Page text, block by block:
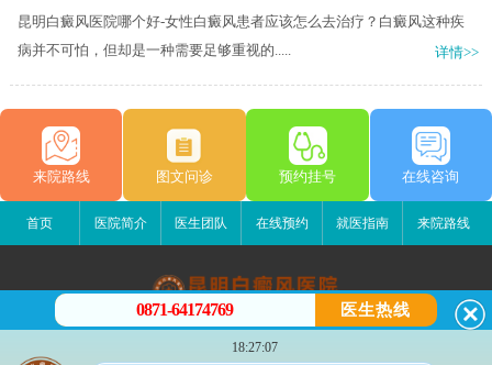
昆明白癜风医院哪个好-女性白癜风患者应该怎么去治疗？白癜风这种疾
病并不可怕，但却是一种需要足够重视的.....
详情>>
来院路线 图文问诊 预约挂号 在线咨询
首页 医院简介 医生团队 在线预约 就医指南 来院路线
昆明白癜风医院
昆明市五华区护国路2号
0871-64174769 医生热线
18:27:07